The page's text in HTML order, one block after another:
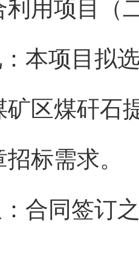
利用项目（
：本项目 拟
矿区煤矸石
招标需求。
：合同签订